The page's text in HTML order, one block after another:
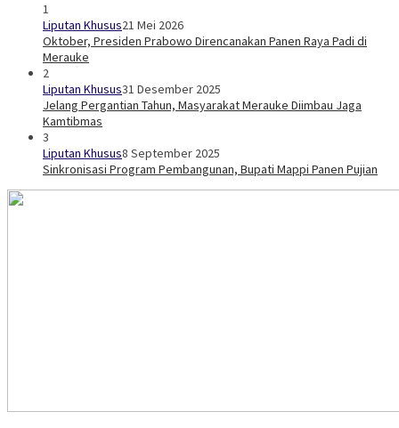
1
Liputan Khusus21 Mei 2026
Oktober, Presiden Prabowo Direncanakan Panen Raya Padi di
Merauke
2
Liputan Khusus31 Desember 2025
Jelang Pergantian Tahun, Masyarakat Merauke Diimbau Jaga
Kamtibmas
3
Liputan Khusus8 September 2025
Sinkronisasi Program Pembangunan, Bupati Mappi Panen Pujian